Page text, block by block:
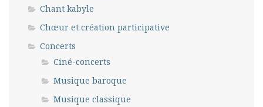
Chant kabyle
Chœur et création participative
Concerts
Ciné-concerts
Musique baroque
Musique classique